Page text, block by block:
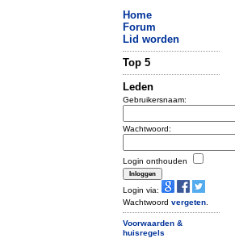
Home
Forum
Lid worden
Top 5
Leden
Gebruikersnaam:
Wachtwoord:
Login onthouden
Login via:
Wachtwoord vergeten
Voorwaarden &
huisregels